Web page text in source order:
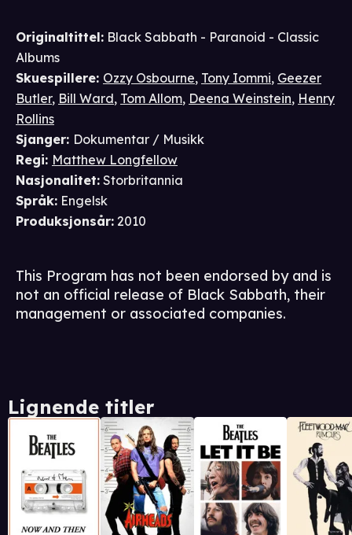
Originaltittel: Black Sabbath - Paranoid - Classic
Albums
Skuespillere: Ozzy Osbourne, Tony Iommi, Geezer
Butler, Bill Ward, Tom Allom, Deena Weinstein, Henry
Rollins
Sjanger: Dokumentar / Musikk
Regi: Matthew Longfellow
Nasjonalitet: Storbritannia
Språk: Engelsk
Produksjonsår: 2010
This Program has not been endorsed by and is
not an official release of Black Sabbath, their
management or associated companies.
Lignende titler